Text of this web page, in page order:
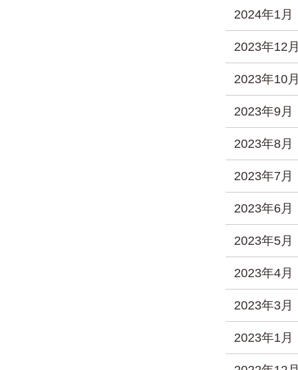
2024年1月
2023年12月
2023年10月
2023年9月
2023年8月
2023年7月
2023年6月
2023年5月
2023年4月
2023年3月
2023年1月